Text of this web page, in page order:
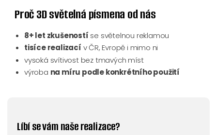
Líbí se vám naše realizace?
Proč 3D světelná písmena od nás
8+ let zkušeností se světelnou reklamou
tisíce realizací v ČR, Evropě i mimo ni
vysoká svítivost bez tmavých míst
výroba na míru podle konkrétního použití